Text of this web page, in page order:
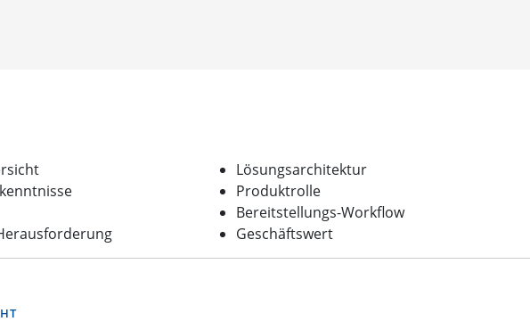
Lösungsarchitektur
Produktrolle
Bereitstellungs-Workflow
Geschäftswert